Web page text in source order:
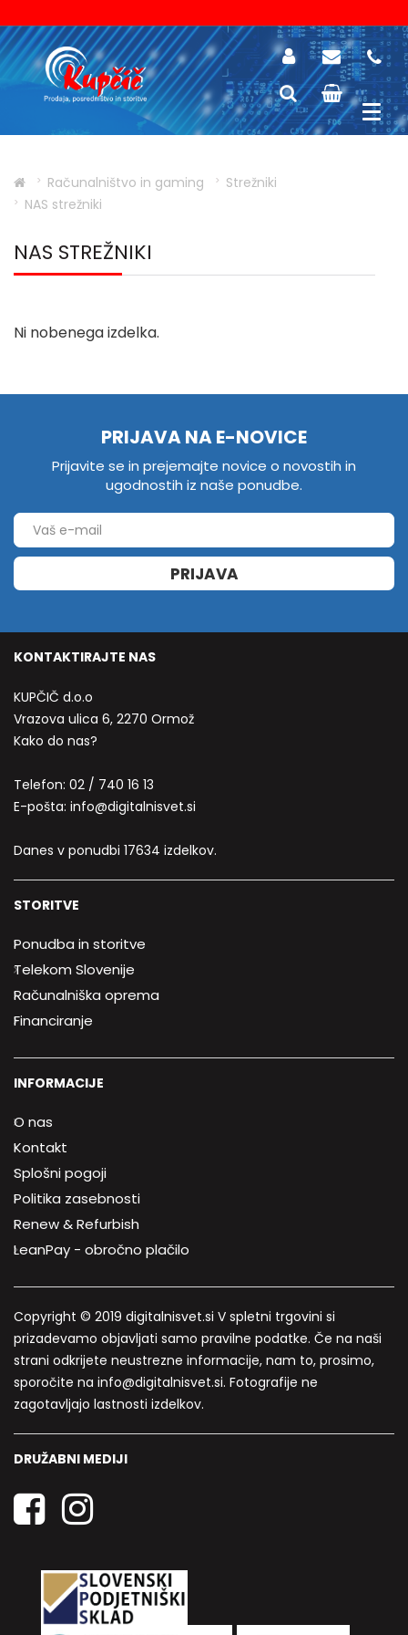
Računalništvo in gaming
Strežniki
NAS strežniki
NAS STREŽNIKI
Ni nobenega izdelka.
PRIJAVA NA E-NOVICE
Prijavite se in prejemajte novice o novostih in
ugodnostih iz naše ponudbe.
PRIJAVA
KONTAKTIRAJTE NAS
KUPČIČ d.o.o
Vrazova ulica 6, 2270 Ormož
Kako do nas?
Telefon: 02 / 740 16 13
E-pošta: info@digitalnisvet.si
Danes v ponudbi 17634 izdelkov.
STORITVE
Ponudba in storitve
Telekom Slovenije
Računalniška oprema
Financiranje
INFORMACIJE
O nas
Kontakt
Splošni pogoji
Politika zasebnosti
Renew & Refurbish
LeanPay - obročno plačilo
Copyright © 2019 digitalnisvet.si V spletni trgovini si
prizadevamo objavljati samo pravilne podatke. Če na naši
strani odkrijete neustrezne informacije, nam to, prosimo,
sporočite na info@digitalnisvet.si. Fotografije ne
zagotavljajo lastnosti izdelkov.
DRUŽABNI MEDIJI